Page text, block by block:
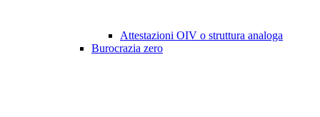
Attestazioni OIV o struttura analoga
Burocrazia zero